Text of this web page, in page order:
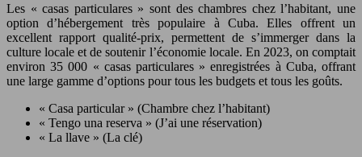
Les « casas particulares » sont des chambres chez l’habitant, une
option d’hébergement très populaire à Cuba. Elles offrent un
excellent rapport qualité-prix, permettent de s’immerger dans la
culture locale et de soutenir l’économie locale. En 2023, on comptait
environ 35 000 « casas particulares » enregistrées à Cuba, offrant
une large gamme d’options pour tous les budgets et tous les goûts.
« Casa particular » (Chambre chez l’habitant)
« Tengo una reserva » (J’ai une réservation)
« La llave » (La clé)